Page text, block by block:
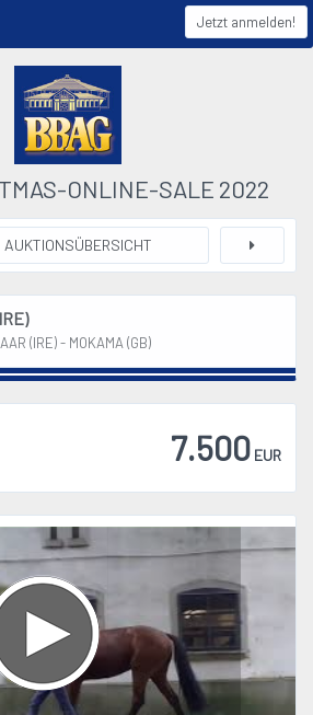
Jetzt anmelden!
ONLINE-SALE 2022
AUKTIONSÜBERSICHT
(IRE) - MOKAMA (GB)
7.500 EUR